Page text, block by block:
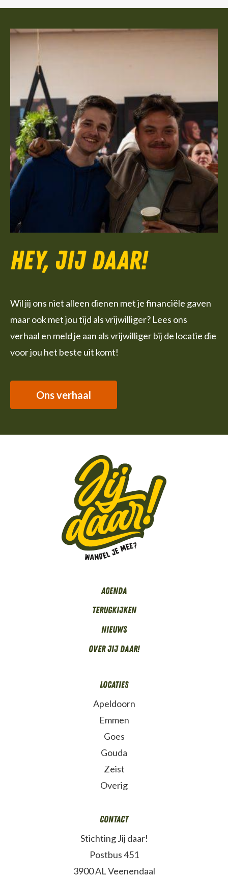
Hey, jij daar!
Wil jij ons niet alleen dienen met je financiële gaven
maar ook met jou tijd als vrijwilliger? Lees ons
verhaal en meld je aan als vrijwilliger bij de locatie die
voor jou het beste uit komt!
Ons verhaal
Agenda
Terugkijken
Nieuws
Over Jij daar!
Locaties
Apeldoorn
Emmen
Goes
Gouda
Zeist
Overig
Contact
Stichting Jij daar!
Postbus 451
3900 AL Veenendaal